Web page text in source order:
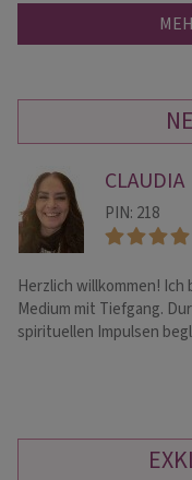
CLAUDIA
PIN: 218
Herzlich willkommen! Ich
Medium mit Tiefgang.
spirituellen Impulsen